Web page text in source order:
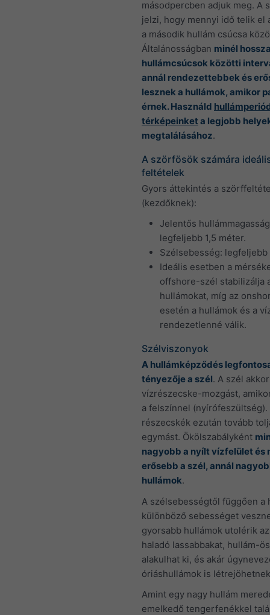
másodpercben adjuk meg. A
jelzi, hogy mennyi idő telik el
a második hullám csúcsa
Általánosságban minél
hullámcsúcsok közötti
annál rendezettebbek és
lesznek a hullámok, amikor
érnek. Használd
térképeinket a legjobb
megtalálásához.
A szörfösök számára
feltételek
Gyors áttekintés a
(kezdőknek):
Jelentős
legfeljebb 1,5 méter.
Szélsebesség:
Ideális esetben a
offshore-szél stabilizálja
hullámokat, míg az
esetén a hullámok és a
rendezetlenné válik.
Szélviszonyok
A hullámképződés
tényezője a szél. A szél
vízrészecske-mozgást,
a felszínnel (nyírófeszültség).
részecskék ezután tovább
egymást. Ökölszabályként
nagyobb a nyílt vízfelület és
erősebb a szél, annál
hullámok.
A szélsebességtől függően a
különböző sebességet
gyorsabb hullámok utolérik
haladó lassabbakat, hullám-
alakulhat ki, és akár
óriáshullámok is
Amint egy nagy hullám
emelkedő tengerfenékkel